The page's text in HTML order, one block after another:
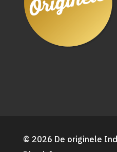
© 2026 De originele